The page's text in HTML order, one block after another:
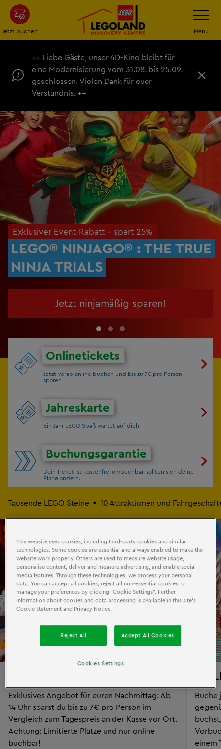
Zum
Hauptinhalt
springen
Jetzt buchen Menü
++ Liebe Gäste, unser 4D-Kino bleibt für
eine Modernisierung vom 31.08. bis 25.09.
geschlossen. Vielen Dank für euer
Verständnis. ++
S
e
ß
e
n
Exklusiver Event-Rabatt - spart 25%
LEGO® NINJAGO® : THE TRUE
NINJA TRIALS
Jetzt ninjamäßig sparen!
Onlinetickets
Jetzt vorab online buchen und bis zu 7€ pro Person
sparen
Jahreskarte
Ein Jahr LEGO Spaß wartet auf dich
Buchungsgarantie
Dein Ticket ist kostenfrei umbuchbar, sollten sich deine
Pläne ändern.
Tausende LEGO Steine 10 Attraktionen und
ab 18€
statt 25€
Exklusives Angebot für euren Nachmittag: Ab
14 Uhr sparst du bis zu 7€ pro Person im
Vergleich zum Tagespreis an der Kasse vor Ort.
Achtung: Limitierte Plätze und nur online
buchbar!
Buche
einem
This website uses cookies, including third-party cookies and similar
technologies. Some cookies are essential and always enabled to make the
website work properly. Others are used to measure website usage,
personalise content, deliver and measure advertising, and enable social
media features. Through these technologies, we process your personal
data. You can accept all cookies, reject all non-essential cookies, or
manage your preferences by clicking “Cookie Settings”. Further
information about cookies and data processing is available in this site’s
Cookie Statement and Privacy Notice.
Reject All Accept All Cookies
Cookies Settings